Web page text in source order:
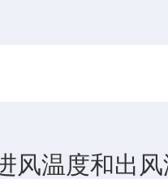
风温度和出风